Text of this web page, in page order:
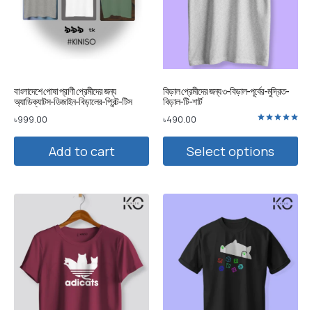
বাংলাদেশে পোষা প্রাণী প্রেমীদের জন্য
অ্যাডিক্যাটস-ডিজাইন-বিড়ালের-প্রিন্ট-টিস
৳999.00
Add to cart
বিড়াল প্রেমীদের জন্য ৩-বিড়াল-পূর্বের-মুদ্রিত-
বিড়াল-টি-শার্ট
5.00
৳490.00
Select options